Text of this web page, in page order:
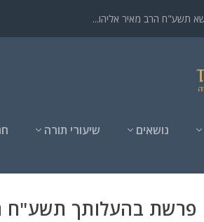
תשע"ח הרב מאיר אליהו...
נושאים שיעורי תורה
פרשת בהעלותך תשע"ח